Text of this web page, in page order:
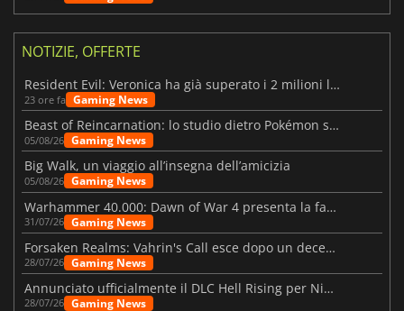
NOTIZIE, OFFERTE
Resident Evil: Veronica ha già superato i 2 milioni liste dei desideri
23 ore fa Gaming News
Beast of Reincarnation: lo studio dietro Pokémon su una nuova strada
05/08/26 Gaming News
Big Walk, un viaggio all’insegna dell’amicizia
05/08/26 Gaming News
Warhammer 40.000: Dawn of War 4 presenta la fazione dei Necron
31/07/26 Gaming News
Forsaken Realms: Vahrin's Call esce dopo un decennio di sviluppo
28/07/26 Gaming News
Annunciato ufficialmente il DLC Hell Rising per Nioh 3
28/07/26 Gaming News